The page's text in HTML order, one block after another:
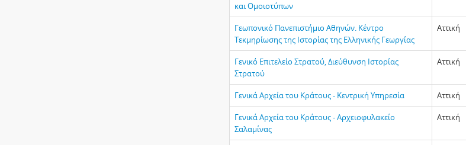
και Ομοιοτύπων
Γεωπονικό Πανεπιστήμιο Αθηνών. Κέντρο
Τεκμηρίωσης της Ιστορίας της Ελληνικής Γεωργίας
Αττική
Γενικό Επιτελείο Στρατού, Διεύθυνση Ιστορίας
Στρατού
Αττική
Γενικά Αρχεία του Κράτους - Κεντρική Υπηρεσία Αττική
Γενικά Αρχεία του Κράτους - Αρχειοφυλακείο
Σαλαμίνας
Αττική